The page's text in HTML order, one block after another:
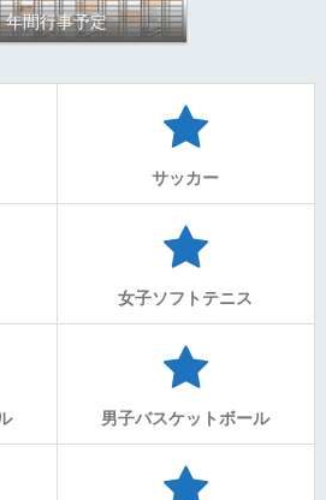
年間行事予定
サッカー
女子ソフトテニス
男子バスケットボール